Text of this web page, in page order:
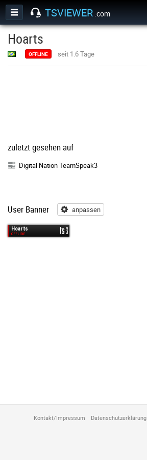
TSVIEWER .com
Hoarts
OFFLINE seit 1.6 Tage
zuletzt gesehen auf
Digital Nation TeamSpeak3
User Banner anpassen
anpassen
Kontakt/Impressum Datenschutzerklärung